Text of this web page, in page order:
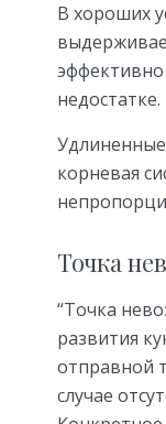
В хороших
недостатке.
корневая
Точка
“Точка
развития
отправной
случае